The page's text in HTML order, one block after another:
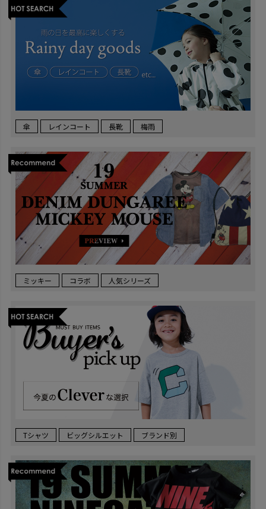
傘 レインコート 長靴 梅雨
ミッキー コラボ 人気シリーズ
Tシャツ ビッグシルエット ブランド別